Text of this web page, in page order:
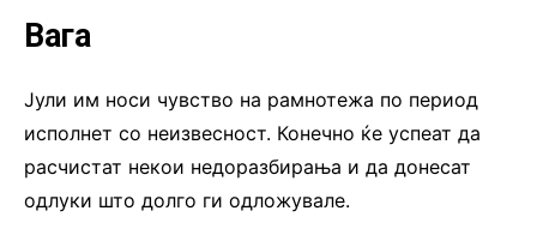
Вага
Јули им носи чувство на рамнотежа по период
исполнет со неизвесност. Конечно ќе успеат да
расчистат некои недоразбирања и да донесат
одлуки што долго ги одложувале.